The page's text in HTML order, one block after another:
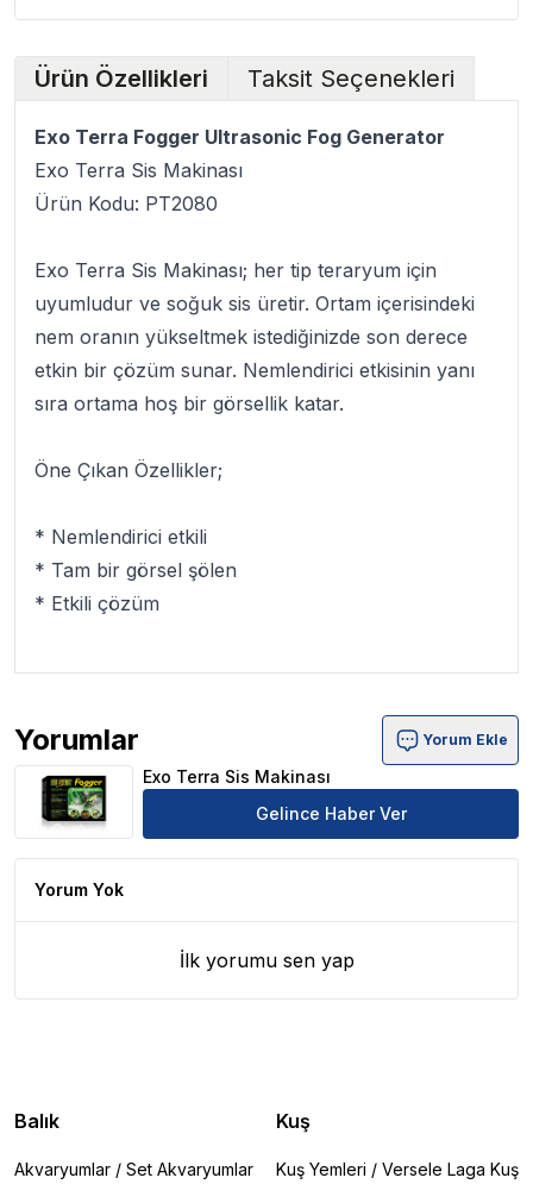
Ürün Özellikleri Taksit Seçenekleri
Exo Terra Fogger Ultrasonic Fog Generator
Exo Terra Sis Makinası
Ürün Kodu: PT2080
Exo Terra Sis Makinası; her tip teraryum için
uyumludur ve soğuk sis üretir. Ortam içerisindeki
nem oranın yükseltmek istediğinizde son derece
etkin bir çözüm sunar. Nemlendirici etkisinin yanı
sıra ortama hoş bir görsellik katar.
Öne Çıkan Özellikler;
* Nemlendirici etkili
* Tam bir görsel şölen
* Etkili çözüm
Yorumlar
Exo Terra Sis Makinası Ürün Yorumları
Yorum Ekle
Exo Terra Sis Makinası
Gelince Haber Ver
Yorum Yok
İlk yorumu sen yap
Balık
Akvaryumlar / Set Akvaryumlar
Kuş
Kuş Yemleri / Versele Laga Kuş